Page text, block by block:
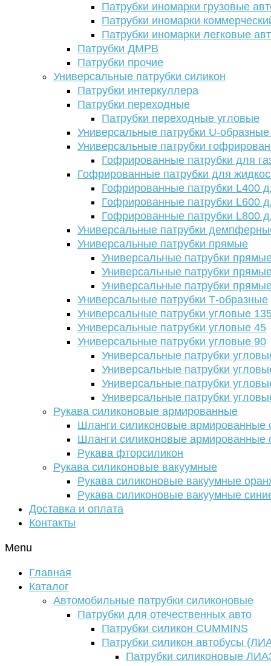
Патрубки иномарки грузовые
Патрубки иномарки
Патрубки иномарки легковые
Патрубки ДМРВ
Патрубки прочие
Универсальные патрубки силикон
Патрубки интеркуллера
Патрубки переходные
Патрубки переходные угловые
Универсальные патрубки U-
Универсальные патрубки
Гофрированные патрубки для
Гофрированные патрубки для
Гофрированные патрубки L400
Гофрированные патрубки L600
Гофрированные патрубки L800
Универсальные патрубки
Универсальные патрубки прямые
Универсальные патрубки
Универсальные патрубки
Универсальные патрубки
Универсальные патрубки Т-образные
Универсальные патрубки угловые
Универсальные патрубки угловые 45
Универсальные патрубки угловые 90
Универсальные патрубки
Универсальные патрубки
Универсальные патрубки
Универсальные патрубки
Рукава силиконовые армированные
Шланги силиконовые армированные
Шланги силиконовые армированные
Рукава фторсиликон
Рукава силиконовые вакуумные
Рукава силиконовые вакуумные
Рукава силиконовые вакуумные
Доставка и оплата
Контакты
Menu
Главная
Каталог
Автомобильные патрубки силиконовые
Патрубки для отечественных авто
Патрубки силикон CUMMINS
Патрубки силикон автобусы
Патрубки силиконовые